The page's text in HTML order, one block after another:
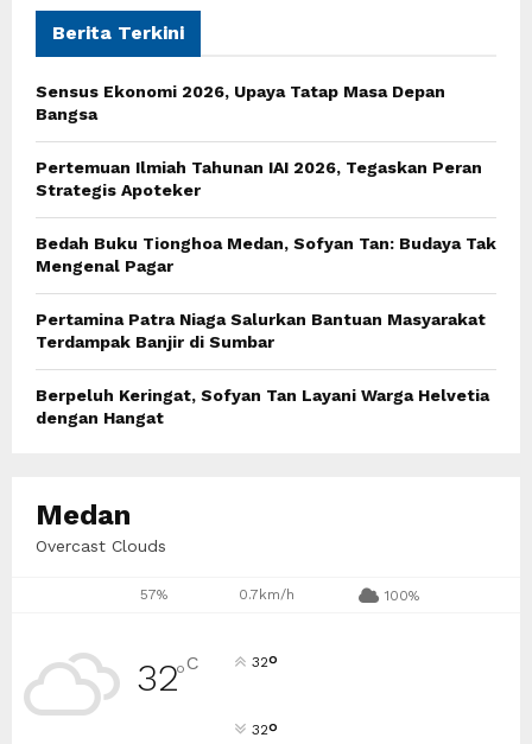
f
r
Berita Terkini
Sensus Ekonomi 2026, Upaya Tatap Masa Depan
Bangsa
Pertemuan Ilmiah Tahunan IAI 2026, Tegaskan Peran
Strategis Apoteker
Bedah Buku Tionghoa Medan, Sofyan Tan: Budaya Tak
Mengenal Pagar
Pertamina Patra Niaga Salurkan Bantuan Masyarakat
Terdampak Banjir di Sumbar
Berpeluh Keringat, Sofyan Tan Layani Warga Helvetia
dengan Hangat
Medan
Overcast Clouds
57% 0.7km/h 100%
32°C 32°
32°